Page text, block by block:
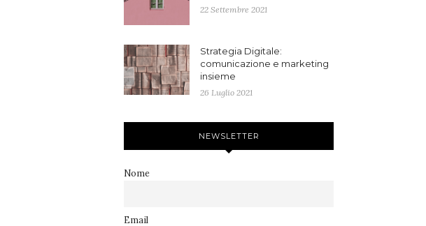
22 Settembre 2021
Strategia Digitale:
comunicazione e marketing
insieme
26 Luglio 2021
NEWSLETTER
Nome
Email